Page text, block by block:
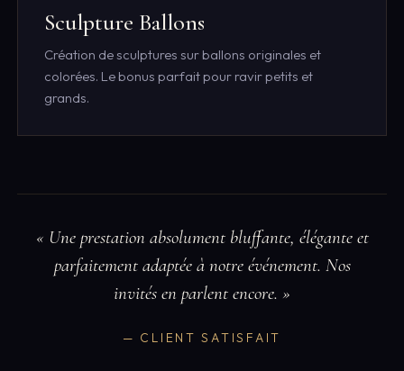
Sculpture Ballons
Création de sculptures sur ballons originales et
colorées. Le bonus parfait pour ravir petits et
grands.
« Une prestation absolument bluffante, élégante et
parfaitement adaptée à notre événement. Nos
invités en parlent encore. »
— CLIENT SATISFAIT